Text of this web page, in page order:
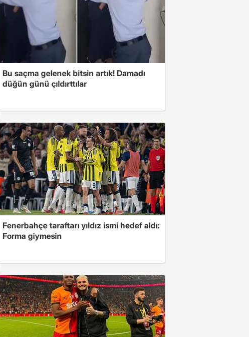
Bu saçma gelenek bitsin artık! Damadı
düğün günü çıldırttılar
Fenerbahçe taraftarı yıldız ismi hedef aldı:
Forma giymesin